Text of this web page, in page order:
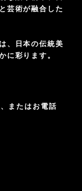
芸術が融合した
、日本の伝統美
に彩ります。
またはお電話